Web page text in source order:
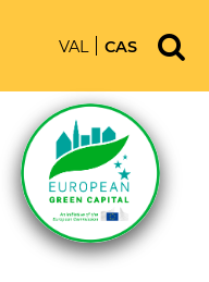
VAL CAS